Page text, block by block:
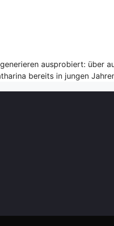
ausprobiert: über
bereits in jungen